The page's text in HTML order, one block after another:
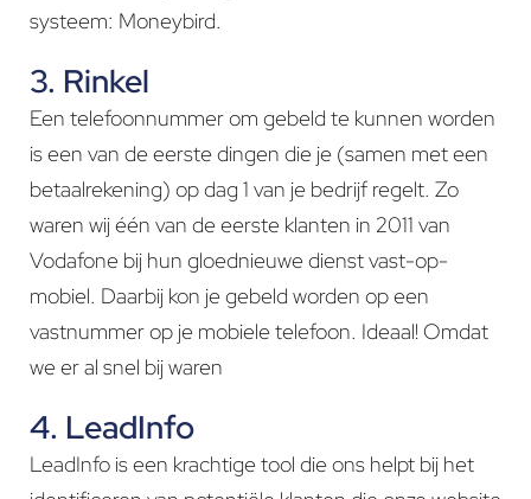
systeem: Moneybird.
3. Rinkel
Een telefoonnummer om gebeld te kunnen worden
is een van de eerste dingen die je (samen met een
betaalrekening) op dag 1 van je bedrijf regelt. Zo
waren wij één van de eerste klanten in 2011 van
Vodafone bij hun gloednieuwe dienst vast-op-
mobiel. Daarbij kon je gebeld worden op een
vastnummer op je mobiele telefoon. Ideaal! Omdat
we er al snel bij waren
4. LeadInfo
LeadInfo is een krachtige tool die ons helpt bij het